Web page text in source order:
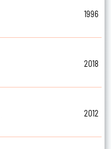
1996
2018
2012